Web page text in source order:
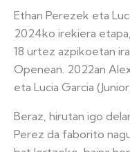
Ethan Perezek eta
2024ko irekiera
18 urtez azpikoetan
Openean. 2022an
eta Lucia Garcia
Beraz, hirutan igo
Perez da faborito